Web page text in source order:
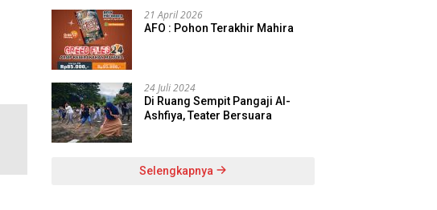
21 April 2026
AFO : Pohon Terakhir Mahira
24 Juli 2024
Di Ruang Sempit Pangaji Al-
Ashfiya, Teater Bersuara
Selengkapnya